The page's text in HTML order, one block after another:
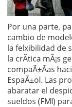
Por una parte,
cambio de
la felxibilidad de
la crÃ­tica mÃ¡s
compaÃ±Ã­as
EspaÃ±ol. Las
abaratar el
sueldos (FMI)